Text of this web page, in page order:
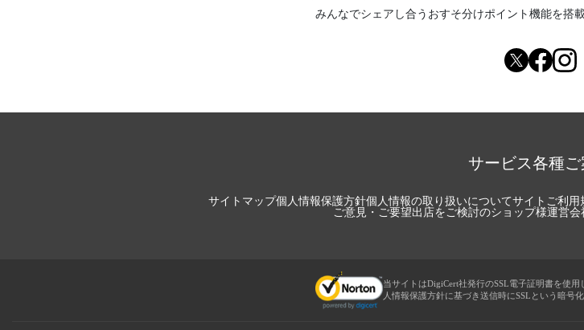
みんなでシェアし合う おすそ分けポイント機能を搭
サービス各種
サイトマップ個人情報保護方針個人情報の取り扱いについてサイトご利用
ご意見・ご要望出店をご検討のショップ様運営会
当サイトはDigiCert社発行のSSL電子証明書を使
人情報保護方針に基づき送信時にSSLという暗号